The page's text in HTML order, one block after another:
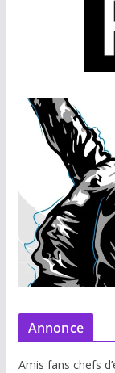
Annonce
Amis fans chefs